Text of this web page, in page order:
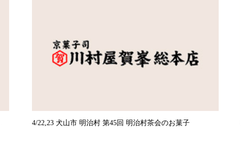
4/22,23 犬山市 明治村 第45回 明治村茶会のお菓子